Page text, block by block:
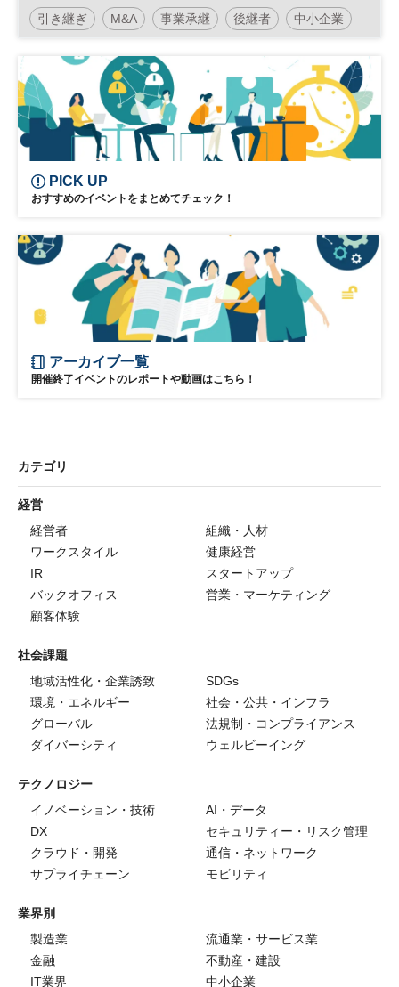
事業承継M&A準備セミナー（入門編）」
引き継ぎ M&A 事業承継 後継者 中小企業
事業譲渡 廃業 日経産業新聞フォーラム
PICK UP
おすすめのイベントをまとめてチェック！
アーカイブ一覧
開催終了イベントのレポートや動画はこちら！
カテゴリ
経営
経営者
組織・人材
ワークスタイル
健康経営
IR
スタートアップ
バックオフィス
営業・マーケティング
顧客体験
社会課題
地域活性化・企業誘致
SDGs
環境・エネルギー
社会・公共・インフラ
グローバル
法規制・コンプライアンス
ダイバーシティ
ウェルビーイング
テクノロジー
イノベーション・技術
AI・データ
DX
セキュリティー・リスク管理
クラウド・開発
通信・ネットワーク
サプライチェーン
モビリティ
業界別
製造業
流通業・サービス業
金融
不動産・建設
IT業界
中小企業